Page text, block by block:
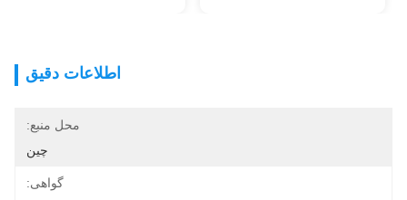
اطلاعات دقیق
محل منبع:
چین
گواهی: